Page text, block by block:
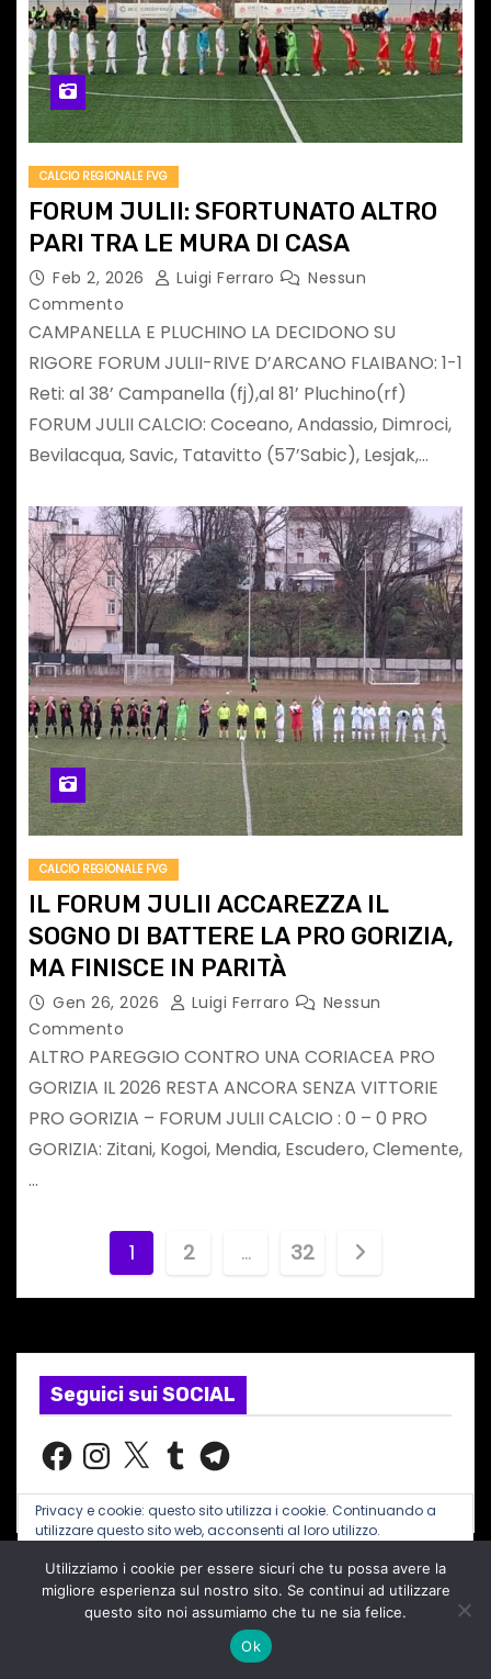
CALCIO REGIONALE FVG
FORUM JULII: SFORTUNATO ALTRO
PARI TRA LE MURA DI CASA
Feb 2, 2026 Luigi Ferraro
Nessun
Commento
CAMPANELLA E PLUCHINO LA DECIDONO SU
RIGORE FORUM JULII-RIVE D’ARCANO FLAIBANO: 1-1
Reti: al 38’ Campanella (fj),al 81’ Pluchino(rf)
FORUM JULII CALCIO: Coceano, Andassio, Dimroci,
Bevilacqua, Savic, Tatavitto (57’Sabic), Lesjak,…
CALCIO REGIONALE FVG
IL FORUM JULII ACCAREZZA IL
SOGNO DI BATTERE LA PRO GORIZIA,
MA FINISCE IN PARITÀ
Gen 26, 2026 Luigi Ferraro
Nessun
Commento
ALTRO PAREGGIO CONTRO UNA CORIACEA PRO
GORIZIA IL 2026 RESTA ANCORA SENZA VITTORIE
PRO GORIZIA – FORUM JULII CALCIO : 0 – 0 PRO
GORIZIA: Zitani, Kogoi, Mendia, Escudero, Clemente,
…
a
g
i
n
a
z
i
o
1 2 … 32
Seguici sui SOCIAL
F
a
e
b
o
k
n
t
a
g
a
m
X T
b
l
r
T
e
e
g
r
m
RADIONORDEST
Utilizziamo i cookie per essere sicuri che tu possa avere la
migliore esperienza sul nostro sito. Se continui ad utilizzare
questo sito noi assumiamo che tu ne sia felice.
Ok
Privacy e cookie: questo sito utilizza i cookie. Continuando a
utilizzare questo sito web, acconsenti al loro utilizzo.
Per ulteriori informazioni, anche sul controllo dei cookie, leggi
qui:Informativa sui cookie